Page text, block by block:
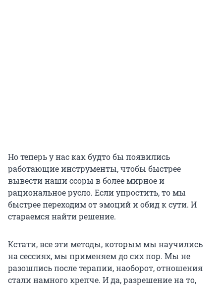
Но теперь у нас как будто бы появились
работающие инструменты, чтобы быстрее
вывести наши ссоры в более мирное и
рациональное русло. Если упростить, то мы
быстрее переходим от эмоций и обид к сути. И
стараемся найти решение.
Кстати, все эти методы, которым мы научились
на сессиях, мы применяем до сих пор. Мы не
разошлись после терапии, наоборот, отношения
стали намного крепче. И да, разрешение на то,